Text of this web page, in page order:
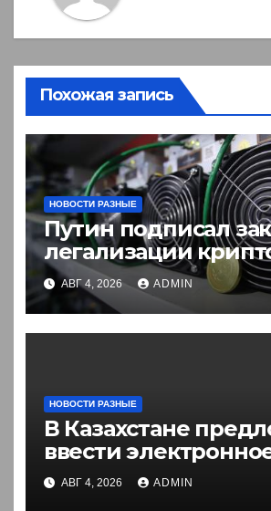
Похожая запись
НОВОСТИ РАЗНЫЕ
Путин подписал
легализации
в России. Что нужно
АВГ 4, 2026 ADMIN
НОВОСТИ РАЗНЫЕ
В Казахстане
ввести
разрешение на
иностранцев
АВГ 4, 2026 ADMIN